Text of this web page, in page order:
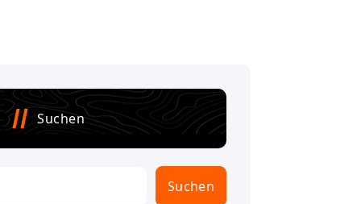
Suchen
Suchen